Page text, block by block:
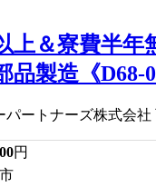
上＆寮費半年
品製造《D68-
パートナーズ株式会社
円